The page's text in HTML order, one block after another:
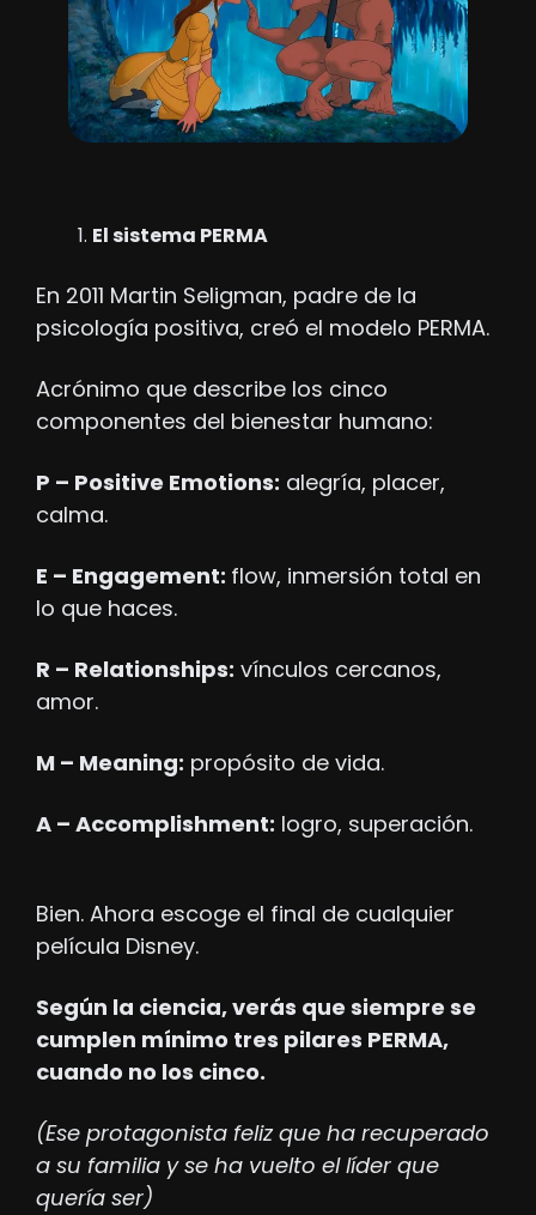
El sistema PERMA
En 2011 Martin Seligman, padre de la
psicología positiva, creó el modelo PERMA.
Acrónimo que describe los cinco
componentes del bienestar humano:
P – Positive Emotions: alegría, placer,
calma.
E – Engagement: flow, inmersión total en
lo que haces.
R – Relationships: vínculos cercanos,
amor.
M – Meaning: propósito de vida.
A – Accomplishment: logro, superación.
Bien. Ahora escoge el final de cualquier
película Disney.
Según la ciencia, verás que siempre se
cumplen mínimo tres pilares PERMA,
cuando no los cinco.
(Ese protagonista feliz que ha recuperado
a su familia y se ha vuelto el líder que
quería ser)